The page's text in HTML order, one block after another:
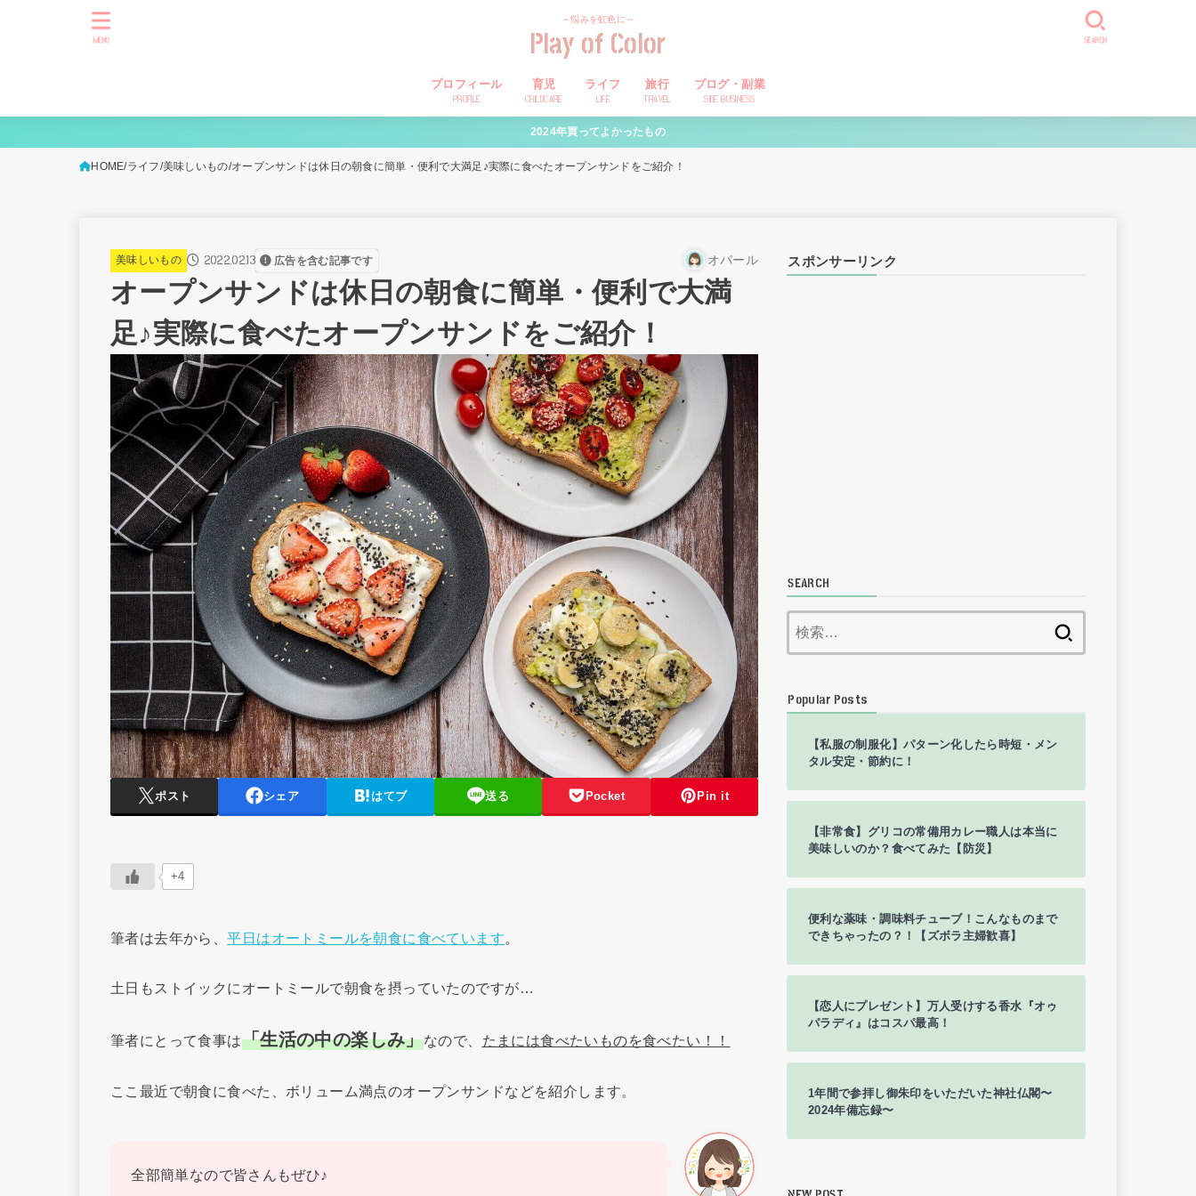
～悩みを虹色に～
Play of Color
プロフィール
PROFILE
育児
CHILDCARE
ライフ
LIFE
旅行
TRAVEL
ブログ・副業
SIDE BUSINESS
SEARCH
MENU
2024年買ってよかったもの
HOME ライフ 美味しいもの オープンサンドは休日の朝食に簡単・便利で大満足♪実際に食べたオープンサンドをご紹介！
美味しいもの 2022.02.13 広告を含む記事です オパール
オープンサンドは休日の朝食に簡単・便利で大満
足♪実際に食べたオープンサンドをご紹介！
ポスト シェア はてブ 送る Pocket Pin it
+4
筆者は去年から、平日はオートミールを朝食に食べています。
土日もストイックにオートミールで朝食を摂っていたのですが…
筆者にとって食事は「生活の中の楽しみ」なので、 たまには食べたいものを食べたい！！
ここ最近で朝食に食べた、ボリューム満点のオープンサンドなどを紹介します。
全部簡単なので皆さんもぜひ♪
スポンサーリンク
SEARCH
Popular Posts
【私服の制服化】パターン化したら時短・メン
タル安定・節約に！
【非常食】グリコの常備用カレー職人は本当に
美味しいのか？食べてみた【防災】
便利な薬味・調味料チューブ！こんなものまで
できちゃったの？！【ズボラ主婦歓喜】
【恋人にプレゼント】万人受けする香水『オゥ
パラディ』はコスパ最高！
1年間で参拝し御朱印をいただいた神社仏閣〜
2024年備忘録〜